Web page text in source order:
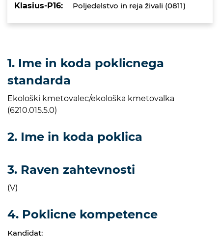
Klasius-P16: Poljedelstvo in reja živali (0811)
1. Ime in koda poklicnega
standarda
Ekološki kmetovalec/ekološka kmetovalka
(6210.015.5.0)
2. Ime in koda poklica
3. Raven zahtevnosti
(V)
4. Poklicne kompetence
Kandidat: